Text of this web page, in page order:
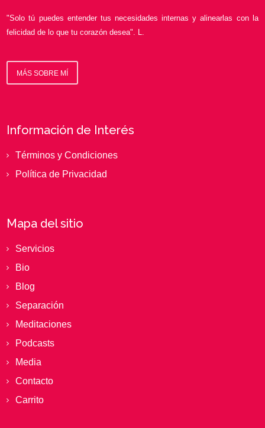
"Solo tú puedes entender tus necesidades internas y alinearlas con la
felicidad de lo que tu corazón desea". L.
MÁS SOBRE MÍ
Información de Interés
Términos y Condiciones
Política de Privacidad
Mapa del sitio
Servicios
Bio
Blog
Separación
Meditaciones
Podcasts
Media
Contacto
Carrito